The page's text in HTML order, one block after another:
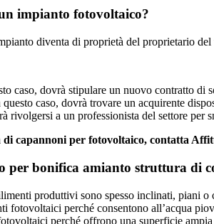
impianto fotovoltaico?
diventa di proprietà del proprietario
caso, dovrà stipulare un nuovo contratto di
questo caso, dovrà trovare un acquirente
rivolgersi a un professionista del settore
capannoni per fotovoltaico, contatta
per bonifica amianto struttura di
produttivi sono spesso inclinati, piani o
fotovoltaici perché consentono all’acqua
perché offrono una superficie